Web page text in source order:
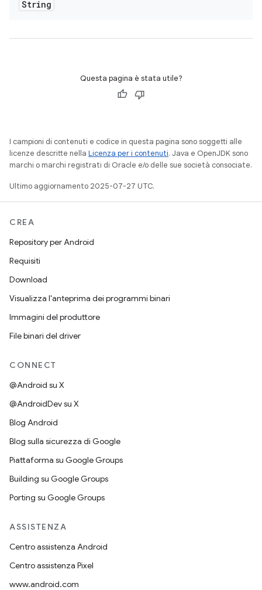
String
Questa pagina è stata utile?
I campioni di contenuti e codice in questa pagina sono soggetti alle
licenze descritte nella Licenza per i contenuti. Java e OpenJDK sono
marchi o marchi registrati di Oracle e/o delle sue società consociate.
Ultimo aggiornamento 2025-07-27 UTC.
CREA
Repository per Android
Requisiti
Download
Visualizza l'anteprima dei programmi binari
Immagini del produttore
File binari del driver
CONNECT
@Android su X
@AndroidDev su X
Blog Android
Blog sulla sicurezza di Google
Piattaforma su Google Groups
Building su Google Groups
Porting su Google Groups
ASSISTENZA
Centro assistenza Android
Centro assistenza Pixel
www.android.com